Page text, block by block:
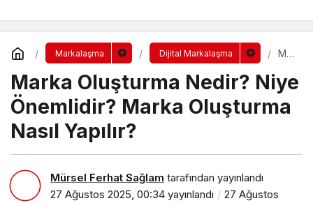
Markalaşma Dijital Markalaşma
Mar
Olu
ştur
ma
Ne
Marka Oluşturma Nedir? Niye
Önemlidir? Marka Oluşturma
Nasıl Yapılır?
Mürsel Ferhat Sağlam tarafından yayınlandı
27 Ağustos 2025, 00:34 yayınlandı
27 Ağustos